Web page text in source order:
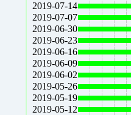
2019-07-14
2019-07-07
2019-06-30
2019-06-23
2019-06-16
2019-06-09
2019-06-02
2019-05-26
2019-05-19
2019-05-12